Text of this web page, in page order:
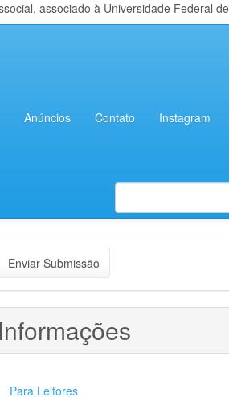
associado à Universidade Federal
Anúncios Contato Instagram
Enviar Submissão
Para Leitores